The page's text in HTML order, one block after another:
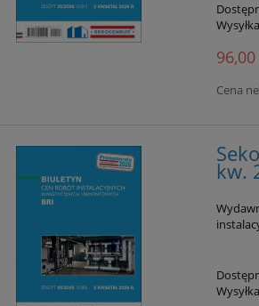
Informacja o
robocizny
oraz cenach pracy
IRS 2 kw.
regularna:124,00 zł
do koszyka
96,00
Cena
kw.